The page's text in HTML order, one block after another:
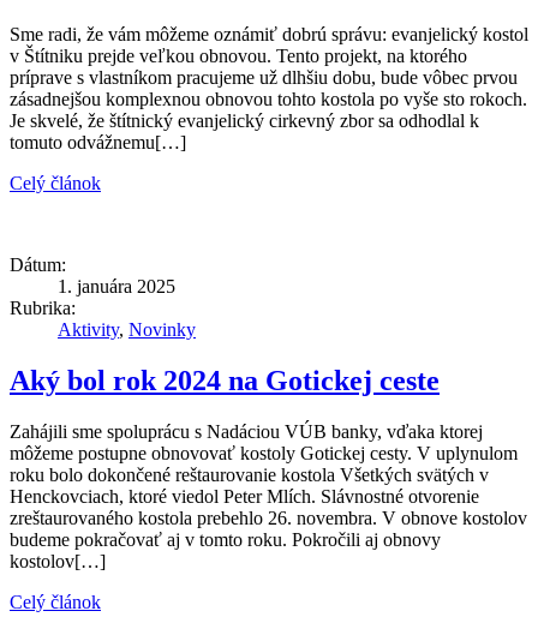
Sme radi, že vám môžeme oznámiť dobrú správu: evanjelický kostol
v Štítniku prejde veľkou obnovou. Tento projekt, na ktorého
príprave s vlastníkom pracujeme už dlhšiu dobu, bude vôbec prvou
zásadnejšou komplexnou obnovou tohto kostola po vyše sto rokoch.
Je skvelé, že štítnický evanjelický cirkevný zbor sa odhodlal k
tomuto odvážnemu[…]
Celý článok
Dátum:
1. januára 2025
Rubrika:
Aktivity, Novinky
Aký bol rok 2024 na Gotickej ceste
Zahájili sme spoluprácu s Nadáciou VÚB banky, vďaka ktorej
môžeme postupne obnovovať kostoly Gotickej cesty. V uplynulom
roku bolo dokončené reštaurovanie kostola Všetkých svätých v
Henckovciach, ktoré viedol Peter Mlích. Slávnostné otvorenie
zreštaurovaného kostola prebehlo 26. novembra. V obnove kostolov
budeme pokračovať aj v tomto roku. Pokročili aj obnovy
kostolov[…]
Celý článok